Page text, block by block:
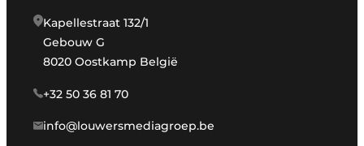
Kapellestraat 132/1
Gebouw G
8020 Oostkamp België
+32 50 36 81 70
info@louwersmediagroep.be